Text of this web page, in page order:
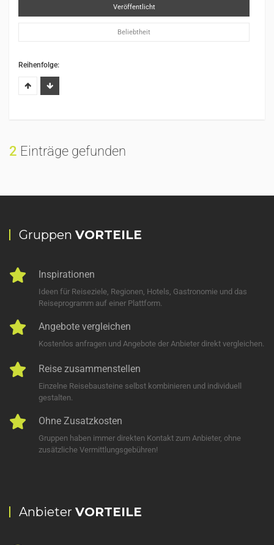
Veröffentlicht
Beliebtheit
Reihenfolge:
2 Einträge gefunden
Gruppen VORTEILE
Inspirationen
Ideen für Reiseziele, Regionen, Hotels, Gastronomie und das
Reiseprogramm auf einer Plattform.
Angebote vergleichen
Kostenlos anfragen und Angebote der Anbieter direkt vergleichen.
Reise zusammenstellen
Einzelne Reisebausteine selbst kombinieren und individuell
gestalten.
Ohne Zusatzkosten
Gruppen haben immer direkten Kontakt zum Anbieter, ohne
zusätzliche Vermittlungsgebühren!
Anbieter VORTEILE